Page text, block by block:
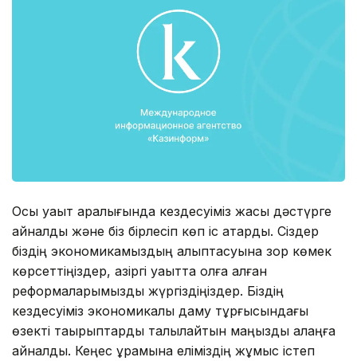
Осы уақыт аралығында кездесуіміз жақсы дәстүрге
айналды және біз бірлесіп көп іс атқардық. Сіздер
біздің экономикамыздың қалыптасуына зор көмек
көрсеттіңіздер, қазіргі уақытта қолға алған
реформаларымызды жүргіздіңіздер. Біздің
кездесуіміз экономикалық даму тұрғысындағы
өзекті тақырыптарды талқылайтын маңызды алаңға
айналды. Кеңес құрамына еліміздің жұмыс істеп